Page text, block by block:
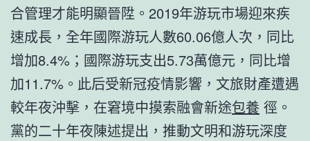
合管理才能明顯晉陞。2019年游玩市場迎來疾
速成長，全年國際游玩人數60.06億人次，同比
增加8.4%；國際游玩支出5.73萬億元，同比增
加11.7%。此后受新冠疫情影響，文旅財產遭遇
較年夜沖擊，在窘境中摸索融會新途包養 徑。
黨的二十年夜陳述提出，推動文明和游玩深度